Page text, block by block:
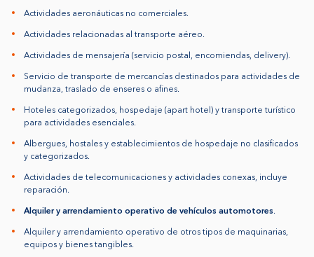
Actividades aeronáuticas no comerciales.
Actividades relacionadas al transporte aéreo.
Actividades de mensajería (servicio postal, encomiendas, delivery).
Servicio de transporte de mercancías destinados para actividades de
mudanza, traslado de enseres o afines.
Hoteles categorizados, hospedaje (apart hotel) y transporte turístico
para actividades esenciales.
Albergues, hostales y establecimientos de hospedaje no clasificados
y categorizados.
Actividades de telecomunicaciones y actividades conexas, incluye
reparación.
Alquiler y arrendamiento operativo de vehículos automotores
Alquiler y arrendamiento operativo de otros tipos de maquinarias,
equipos y bienes tangibles.